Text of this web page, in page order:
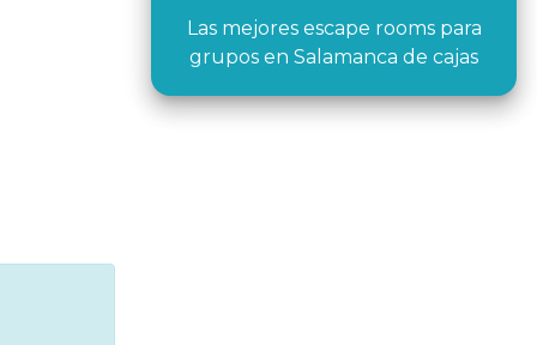
Las mejores escape rooms para
grupos en Salamanca de cajas